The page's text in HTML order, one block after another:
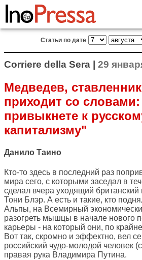
Статьи по дате
Corriere della Sera | 29
Медведев,
приходит со
привыкнете к
капитализму"
Данило Таино
Кто-то здесь в последний раз
мира сего, с которыми заседал в
сделал вчера уходящий
Тони Блэр. А есть и такие, кто
Альпы, на Всемирный
разогреть мышцы в начале нового
карьеры - на который они, по
Вот так, скромно и эффектно, вел
российский чудо-молодой человек
правая рука Владимира Путина.